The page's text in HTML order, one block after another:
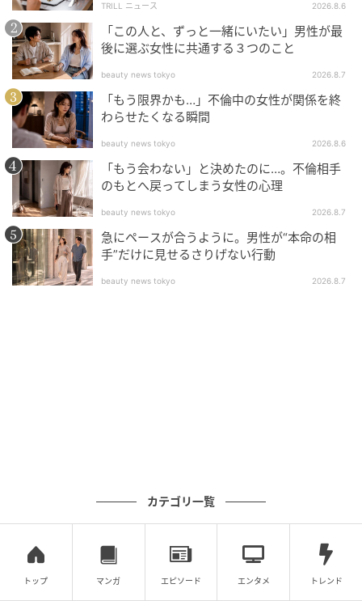
本のあたたかさと人の心の美しさを再確認した、生涯
忘れることのない出来事です。
※GLAMが独自に実施したアンケートで集めた、30
代・男性読者様の体験談をもとに記事化しています
※本コンテンツ内の画像は、生成AIを利用して作成し
ています。
元記事で読む
次の記事
「さすがにこれは困るな」他人の家の壁にサ
ッカーボールを蹴り付ける子供と放置する
TRILL ニュース 2026.8.6
「この人と、ずっと一緒にいたい」男性が最
後に選ぶ女性に共通する３つのこと
beauty news tokyo 2026.8.7
「もう限界かも…」不倫中の女性が関係を終
わらせたくなる瞬間
beauty news tokyo 2026.8.6
「もう会わない」と決めたのに…。不倫相手
のもとへ戻ってしまう女性の心理
beauty news tokyo 2026.8.7
急にペースが合うように。男性が“本命の相
手”だけに見せるさりげない行動
beauty news tokyo 2026.8.7
カテゴリ一覧
トップ マンガ エピソード エンタメ トレンド